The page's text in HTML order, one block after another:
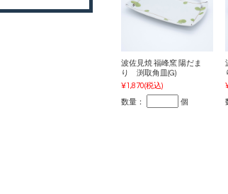
波佐見焼 福峰窯 陽だま
り 渕取角皿(G)
¥1,870(税込)
数量： 個